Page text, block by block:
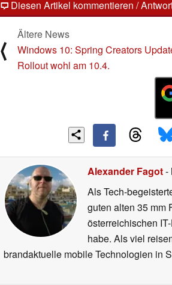
Diesen Artikel kommentieren /
⟨
Ältere News
Windows 10: Spring Creators
Rollout wohl am 10.4.
Alexander Fagot-
Als Tech-
guten alten 35 mm
österreichischen
habe. Als viel
brandaktuelle mobile Technologien in